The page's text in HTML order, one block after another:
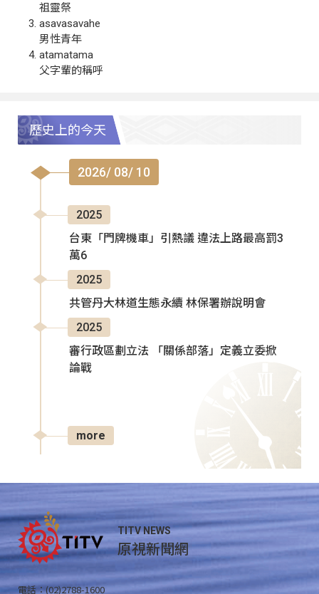
祖靈祭
asavasavahe
男性青年
atamatama
父字輩的稱呼
歷史上的今天
2026/ 08/ 10
2025
台東「門牌機車」引熱議 違法上路最高罰3
萬6
2025
共管丹大林道生態永續 林保署辦說明會
2025
審行政區劃立法 「關係部落」定義立委掀
論戰
more
TITV NEWS
原視新聞網
電話：(02)2788-1600